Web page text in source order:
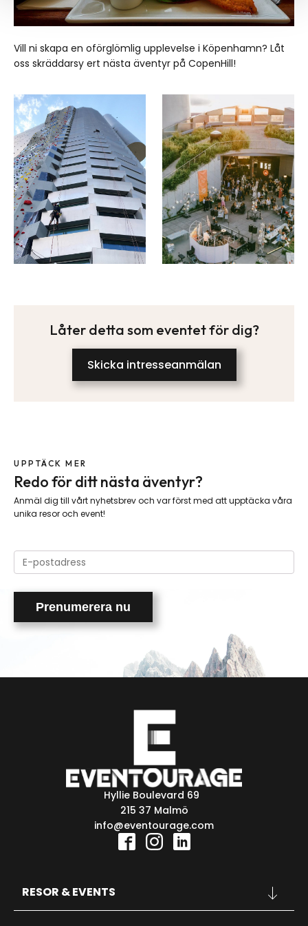
Vill ni skapa en oförglömlig upplevelse i Köpenhamn? Låt
oss skräddarsy ert nästa äventyr på CopenHill!
Låter detta som eventet för dig?
Skicka intresseanmälan
UPPTÄCK MER
Redo för ditt nästa äventyr?
Anmäl dig till vårt nyhetsbrev och var först med att upptäcka våra
unika resor och event!
Please
leave
Hyllie Boulevard 69
215 37 Malmö
info@eventourage.com
RESOR & EVENTS